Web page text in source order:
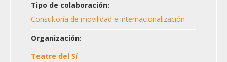
Tipo de colaboración:
Consultoría de movilidad e internacionalización
Organización:
Teatre del Sí